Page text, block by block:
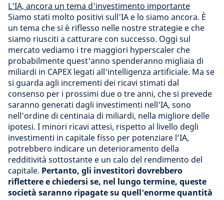
L'IA, ancora un tema d'investimento importante
Siamo stati molto positivi sull'IA e lo siamo ancora. È
un tema che si è riflesso nelle nostre strategie e che
siamo riusciti a catturare con successo. Oggi sul
mercato vediamo i tre maggiori hyperscaler che
probabilmente quest'anno spenderanno migliaia di
miliardi in CAPEX legati all'intelligenza artificiale. Ma se
si guarda agli incrementi dei ricavi stimati dal
consenso per i prossimi due o tre anni, che si prevede
saranno generati dagli investimenti nell'IA, sono
nell’ordine di centinaia di miliardi, nella migliore delle
ipotesi. I minori ricavi attesi, rispetto al livello degli
investimenti in capitale fisso per potenziare l’IA,
potrebbero indicare un deterioramento della
redditività sottostante e un calo del rendimento del
capitale. Pertanto, gli investitori dovrebbero
riflettere e chiedersi se, nel lungo termine, queste
società saranno ripagate su quell'enorme quantità